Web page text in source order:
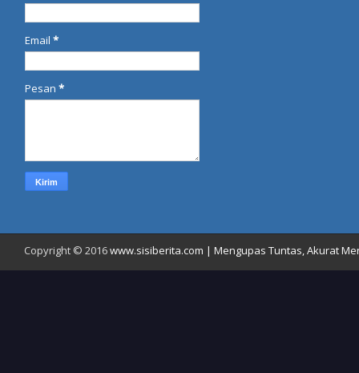
Email *
Pesan *
Copyright © 2016www.sisiberita.com | Mengupas Tuntas, Akurat